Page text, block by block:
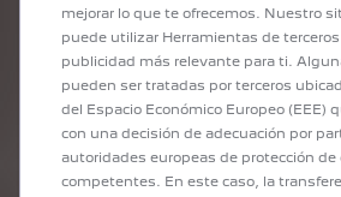
INCLUIDO
por 10 años
en el precio de tu vehículo
mejorar lo que te ofrecemos. Nuestro
puede utilizar Herramientas de
publicidad más relevante para ti.
pueden ser tratadas por terceros
del Espacio Económico Europeo (EEE)
con una decisión de adecuación por
autoridades europeas de protección de
competentes. En este caso, la